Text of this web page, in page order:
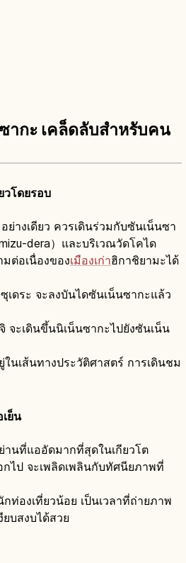
ากะ เคล็ดลับสำหรับคน
วโดยรอบ
างเดียว ควรเดินร่วมกับซันเน็นซา
dera）และบริเวณวัดโคได
ต่อเนื่องของเมืองเก่าฮิกาชิยามะได้
เดระ จะลงบันไดซันเน็นซากะแล้ว
จะเดินขึ้นนิเน็นซากะไปยังซันเน็น
นเส้นทางประวัติศาสตร์ การเดินชม
ย็น
านที่แออัดมากที่สุดในเกียวโต
กไป จะเพลิดเพลินกับทัศนียภาพที่
ท่องเที่ยวน้อย เป็นเวลาที่ถ่ายภาพ
บสงบได้สวย